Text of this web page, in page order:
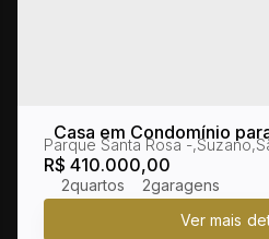
Casa em Condomínio
Sp no Bairro
R$ 410.000,00
Parque Santa Rosa ,Suzano,
2 2